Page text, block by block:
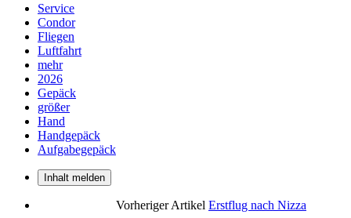
Service
Condor
Fliegen
Luftfahrt
mehr
2026
Gepäck
größer
Hand
Handgepäck
Aufgabegepäck
Inhalt melden
Vorheriger Artikel Erstflug nach Nizza